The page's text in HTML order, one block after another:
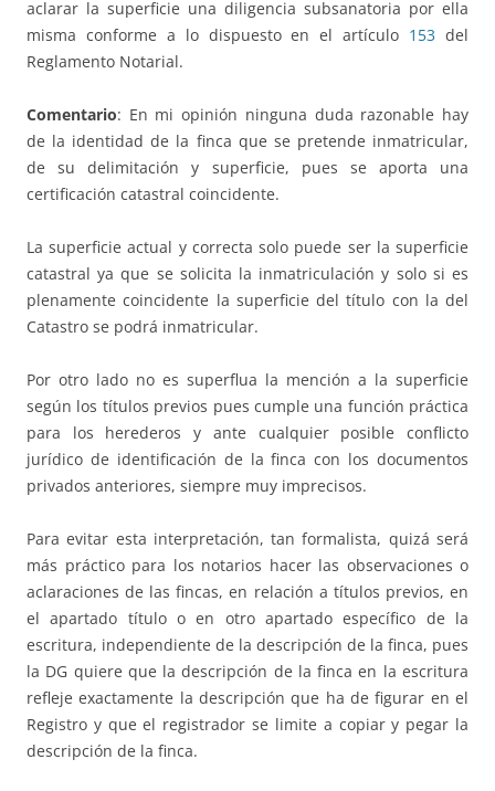
aclarar la superficie una diligencia subsanatoria por ella
misma conforme a lo dispuesto en el artículo 153 del
Reglamento Notarial.
Comentario: En mi opinión ninguna duda razonable hay
de la identidad de la finca que se pretende inmatricular,
de su delimitación y superficie, pues se aporta una
certificación catastral coincidente.
La superficie actual y correcta solo puede ser la superficie
catastral ya que se solicita la inmatriculación y solo si es
plenamente coincidente la superficie del título con la del
Catastro se podrá inmatricular.
Por otro lado no es superflua la mención a la superficie
según los títulos previos pues cumple una función práctica
para los herederos y ante cualquier posible conflicto
jurídico de identificación de la finca con los documentos
privados anteriores, siempre muy imprecisos.
Para evitar esta interpretación, tan formalista, quizá será
más práctico para los notarios hacer las observaciones o
aclaraciones de las fincas, en relación a títulos previos, en
el apartado título o en otro apartado específico de la
escritura, independiente de la descripción de la finca, pues
la DG quiere que la descripción de la finca en la escritura
refleje exactamente la descripción que ha de figurar en el
Registro y que el registrador se limite a copiar y pegar la
descripción de la finca.